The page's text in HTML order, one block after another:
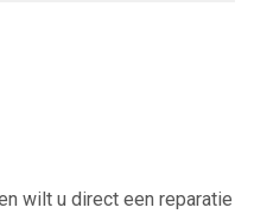
wilt u direct een reparatie